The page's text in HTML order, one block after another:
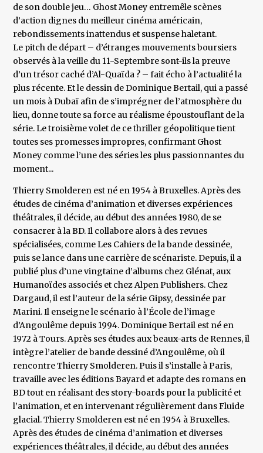
de son double jeu… Ghost Money entremêle scènes
d’action dignes du meilleur cinéma américain,
rebondissements inattendus et suspense haletant.
Le pitch de départ – d’étranges mouvements boursiers
observés à la veille du 11-Septembre sont-ils la preuve
d’un trésor caché d’Al-Quaïda ? – fait écho à l’actualité la
plus récente. Et le dessin de Dominique Bertail, qui a passé
un mois à Dubaï afin de s’imprégner de l’atmosphère du
lieu, donne toute sa force au réalisme époustouflant de la
série. Le troisième volet de ce thriller géopolitique tient
toutes ses promesses impropres, confirmant Ghost
Money comme l’une des séries les plus passionnantes du
moment...
Thierry Smolderen est né en 1954 à Bruxelles. Après des
études de cinéma d’animation et diverses expériences
théâtrales, il décide, au début des années 1980, de se
consacrer à la BD. Il collabore alors à des revues
spécialisées, comme Les Cahiers de la bande dessinée,
puis se lance dans une carrière de scénariste. Depuis, il a
publié plus d’une vingtaine d’albums chez Glénat, aux
Humanoïdes associés et chez Alpen Publishers. Chez
Dargaud, il est l’auteur de la série Gipsy, dessinée par
Marini. Il enseigne le scénario à l’École de l’image
d’Angoulême depuis 1994. Dominique Bertail est né en
1972 à Tours. Après ses études aux beaux-arts de Rennes, il
intègre l’atelier de bande dessiné d’Angoulême, où il
rencontre Thierry Smolderen. Puis il s’installe à Paris,
travaille avec les éditions Bayard et adapte des romans en
BD tout en réalisant des story-boards pour la publicité et
l’animation, et en intervenant régulièrement dans Fluide
glacial. Thierry Smolderen est né en 1954 à Bruxelles.
Après des études de cinéma d’animation et diverses
expériences théâtrales, il décide, au début des années